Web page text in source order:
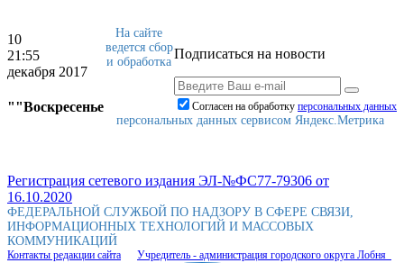
10
21:55
декабря 2017
""Воскресенье
Подписаться на новости
Согласен на обработку персональныx данных
На сайте
ведется сбор
и обработка
персональных данных сервисом Яндекс.Метрика
Регистрация сетевого издания ЭЛ-№ФС77-79306 от
16.10.2020
ФЕДЕРАЛЬНОЙ СЛУЖБОЙ ПО НАДЗОРУ В СФЕРЕ СВЯЗИ,
ИНФОРМАЦИОННЫХ ТЕХНОЛОГИЙ И МАССОВЫХ
КОММУНИКАЦИЙ
Контакты редакции сайта Учредитель - администрация городского округа Лобня